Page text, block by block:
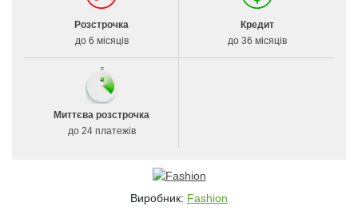
Розстрочка
до 6 місяців
Кредит
до 36 місяців
Миттєва розстрочка
до 24 платежів
Виробник: Fashion